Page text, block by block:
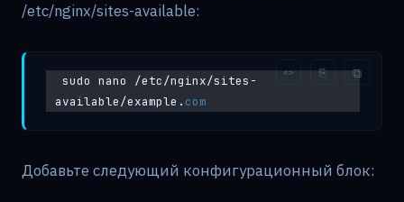
/etc/nginx/sites-available:
sudo nano /etc/nginx/sites-
available/example. com
Добавьте следующий конфигурационный блок: